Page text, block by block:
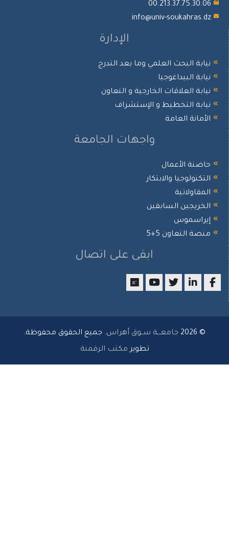
info@univ-
الإدارة
البحث العلمي وما بعد التدرج
البيداغوجيا
العلاقات الخارجية و التعاون
التخطيط و الإستشراف
العامة
واجهات الجامعة
الأعمال
والابتكار
السابقين
التعاون 5+5
ابقى على اتصال
جامعـــة ســوق أهراس. جميع الحقوق محفوظة.
مكتب الرقمنة